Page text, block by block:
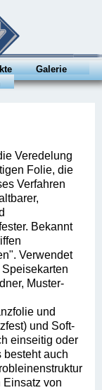
Galerie
Veredelung
Folie, die
Verfahren
Bekannt
Verwendet
Muster-
und
und Soft-
einseitig oder
besteht auch
Einsatz von